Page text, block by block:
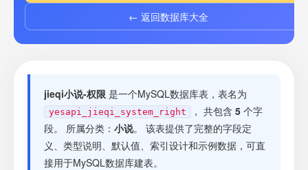
我的
套餐 加流量
← 返回数据库大全
jieqi小说-权限 是一个MySQL数据库表，表名为
yesapi_jieqi_system_right ， 共包含 5 个字
段。 所属分类： 小说。 该表提供了完整的字段定
义、类型说明、默认值、索引设计和示例数据，可直
接用于MySQL数据库建表。